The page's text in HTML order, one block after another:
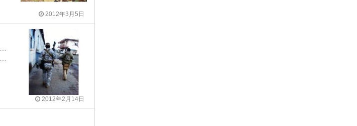
2012年3月5日
お天気が微妙な為、シールズ水曜交流会参加は中止しインドアのどんぱちに変更致します。
2012年2月14日